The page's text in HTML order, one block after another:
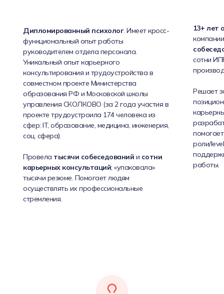
13+ лет
сотни
Решает
роли/
работы.
Дипломированный психолог. Имеет кросс-
функциональный опыт работы
руководителем отдела персонала.
Уникальный опыт карьерного
консультирования и трудоустройства в
совместном проекте Министерства
образования РФ и Московской школы
управления СКОЛКОВО (за 2 года участия в
проекте трудоустроила 174 человека из
сфер: IT, образование, медицина, инженерия,
соц. сфера).
Провела тысячи собеседований и сотни
карьерных консультаций; «упаковала»
тысячи резюме. Помогает людям
осуществлять их профессиональные
стремления.